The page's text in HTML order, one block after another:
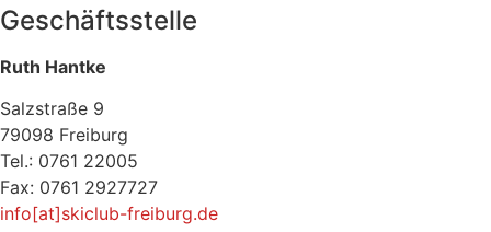
Geschäftsstelle
Ruth Hantke
Salzstraße 9
79098 Freiburg
Tel.: 0761 22005
Fax: 0761 2927727
info[at]skiclub-freiburg.de